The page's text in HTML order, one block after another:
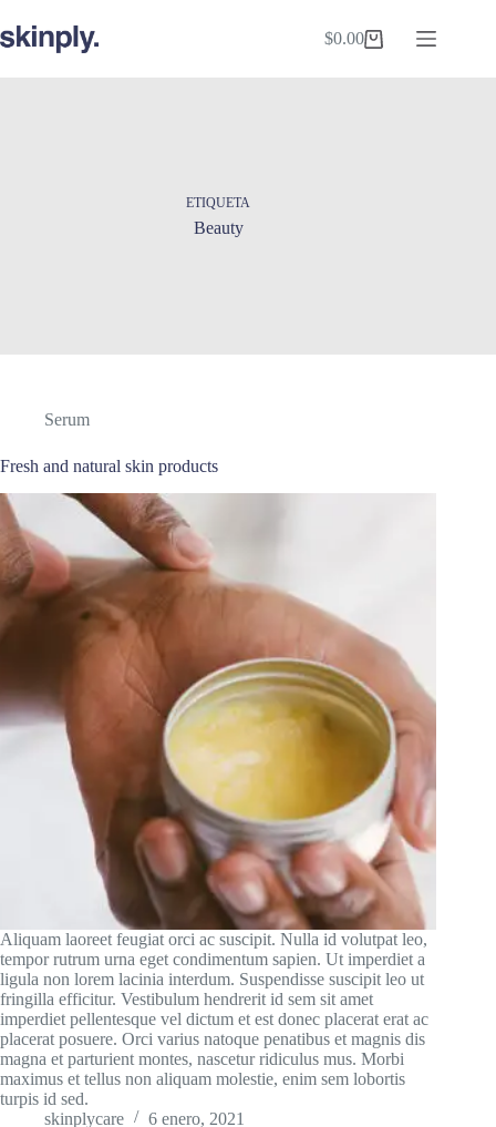
al
contenido
Shopping
$0.00
ETIQUETA
Beauty
Serum
Fresh and natural skin products
Aliquam laoreet feugiat orci ac suscipit. Nulla id volutpat leo,
tempor rutrum urna eget condimentum sapien. Ut imperdiet a
ligula non lorem lacinia interdum. Suspendisse suscipit leo ut
fringilla efficitur. Vestibulum hendrerit id sem sit amet
imperdiet pellentesque vel dictum et est donec placerat erat ac
placerat posuere. Orci varius natoque penatibus et magnis dis
magna et parturient montes, nascetur ridiculus mus. Morbi
maximus et tellus non aliquam molestie, enim sem lobortis
turpis id sed.
skinplycare
6 enero, 2021